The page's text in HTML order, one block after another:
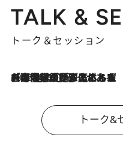
TALK &
トーク＆セッション
2026.8.3
「今後値上げがあるとすれば…」「リスクがあるのは今年の冬」エネルギー専門家が語る、ホルムズ海峡封鎖が家庭にもたらす“ある心配”
トーク&